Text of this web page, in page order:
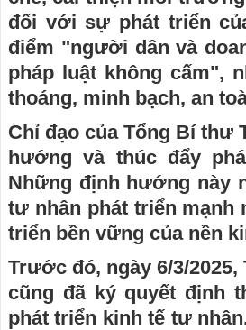
đối với sự phát triển
điểm "người dân và
pháp luật không cấm",
thoáng, minh bạch, an
Chỉ đạo của Tổng Bí thư
hướng và thúc đẩy
Những định hướng này
tư nhân phát triển mạnh
triển bền vững của nền
Trước đó, ngày 6/3/
cũng đã ký quyết định
phát triển kinh tế tư